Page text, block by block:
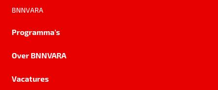
BNNVARA
Programma's
Over BNNVARA
Vacatures